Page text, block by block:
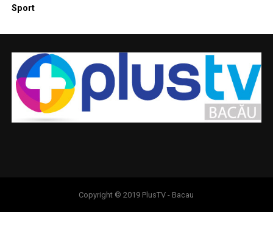
Sport
Copyright © 2019 PlusTV - Bacau